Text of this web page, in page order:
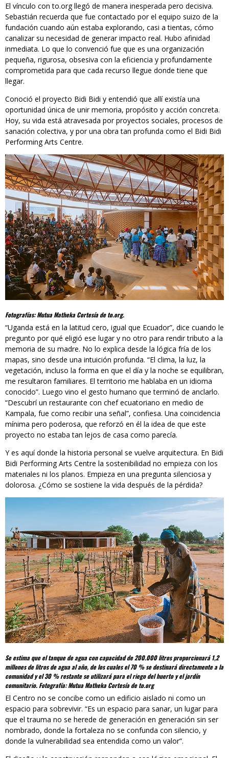
El vínculo con to.org llegó de manera inesperada pero decisiva.
Sebastián recuerda que fue contactado por el equipo suizo de la
fundación cuando aún estaba explorando, casi a tientas, cómo
canalizar su necesidad de generar impacto real. Hubo afinidad
inmediata. Lo que lo convenció fue que es una organización
pequeña, rigurosa, obsesiva con la eficiencia y profundamente
comprometida para que cada recurso llegue donde tiene que
llegar.
Conoció el proyecto Bidi Bidi y entendió que allí existía una
oportunidad única de unir memoria, propósito y acción concreta.
Hoy, su vida está atravesada por proyectos sociales, procesos de
sanación colectiva, y por una obra tan profunda como el Bidi Bidi
Performing Arts Centre.
Fotografías: Mutua Matheka Cortesía de to.org.
“Uganda está en la latitud cero, igual que Ecuador”, dice cuando le
pregunto por qué eligió ese lugar y no otro para rendir tributo a la
memoria de su madre. No lo explica desde la lógica fría de los
mapas, sino desde una intuición profunda. “El clima, la luz, la
vegetación, incluso la forma en que el día y la noche se equilibran,
me resultaron familiares. El territorio me hablaba en un idioma
conocido”. Luego vino el gesto humano que terminó de anclarlo.
“Descubrí un restaurante con chef ecuatoriano en medio de
Kampala, fue como recibir una señal”, confiesa. Una coincidencia
mínima pero poderosa, que reforzó en él la idea de que este
proyecto no estaba tan lejos de casa como parecía.
Y es aquí donde la historia personal se vuelve arquitectura. En Bidi
Bidi Performing Arts Centre la sostenibilidad no empieza con los
materiales ni los planos. Empieza en una pregunta silenciosa y
dolorosa. ¿Cómo se sostiene la vida después de la pérdida?
Se estima que el tanque de agua con capacidad de 200.000 litros proporcionará 1,2
millones de litros de agua al año, de los cuales el 70 % se destinará directamente a la
comunidad y el 30 % restante se utilizará para el riego del huerto y el jardín
comunitario. Fotografía: Mutua Matheka Cortesía de to.org
El Centro no se concibe como un edificio aislado ni como un
espacio para sobrevivir. “Es un espacio para sanar, un lugar para
que el trauma no se herede de generación en generación sin ser
nombrado, donde la fortaleza no se confunda con silencio, y
donde la vulnerabilidad sea entendida como un valor”.